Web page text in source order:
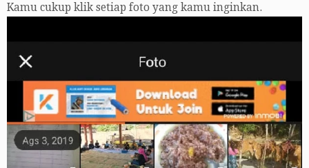
Kamu cukup klik setiap foto yang kamu inginkan.